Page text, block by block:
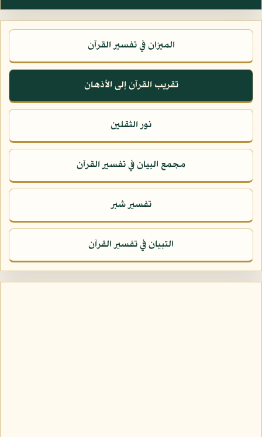
الميزان في تفسير القرآن
تقريب القرآن إلى الأذهان
نور الثقلين
مجمع البيان في تفسير القرآن
تفسير شبر
التبيان في تفسير القرآن